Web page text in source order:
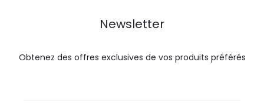
Newsletter
Obtenez des offres exclusives de vos produits préférés